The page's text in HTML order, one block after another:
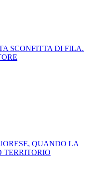
SCONFITTA DI FILA.
QUANDO LA
TERRITORIO